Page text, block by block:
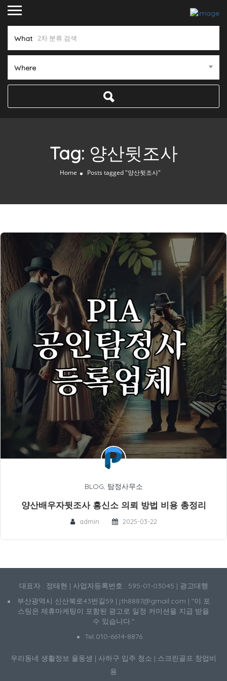
What
Where
Tag: 양산뒷조사
Home Posts tagged "양산뒷조사"
BLOG, 탐정사무소
양산배우자뒷조사 흥신소 의뢰 방법 비용 총정리
admin 2025-03-22
대표자 : 정태현 | 사업자등록번호 : 595-01-03045 | 광고대행
부산광역시 신산북로43번길59 | jth8887@gmail.com | "이 포
스팅은 제휴마케팅이 포함된 광고로 일정 커미션을 지급 받을
수 있습니다."
Tel 010-6614-8876
우리동네 생활정보 울동생 | 사하구 입주 청소 | 스크린골프 창업비
용